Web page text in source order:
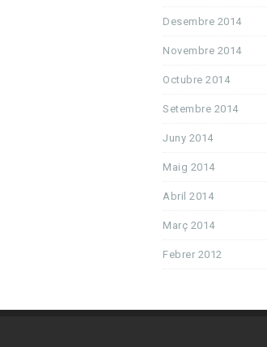
Desembre 2014
Novembre 2014
Octubre 2014
Setembre 2014
Juny 2014
Maig 2014
Abril 2014
Març 2014
Febrer 2012